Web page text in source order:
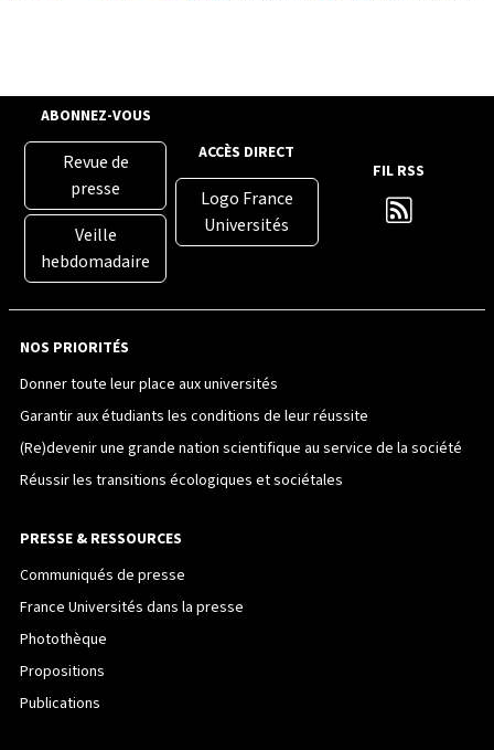
ABONNEZ-VOUS
Revue de
presse
Veille
hebdomadaire
ACCÈS DIRECT
Logo France
Universités
FIL RSS
NOS PRIORITÉS
Donner toute leur place aux universités
Garantir aux étudiants les conditions de leur réussite
(Re)devenir une grande nation scientifique au service de la société
Réussir les transitions écologiques et sociétales
PRESSE & RESSOURCES
Communiqués de presse
France Universités dans la presse
Photothèque
Propositions
Publications